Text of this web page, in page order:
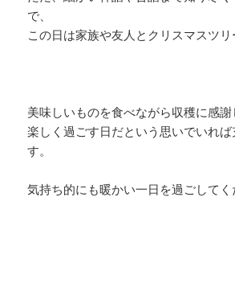
で、
この日は家族や友人とクリスマスツリ
美味しいものを食べながら収穫に感謝
楽しく過ごす日だという思いでいれば
す。
気持ち的にも暖かい一日を過ごしてく